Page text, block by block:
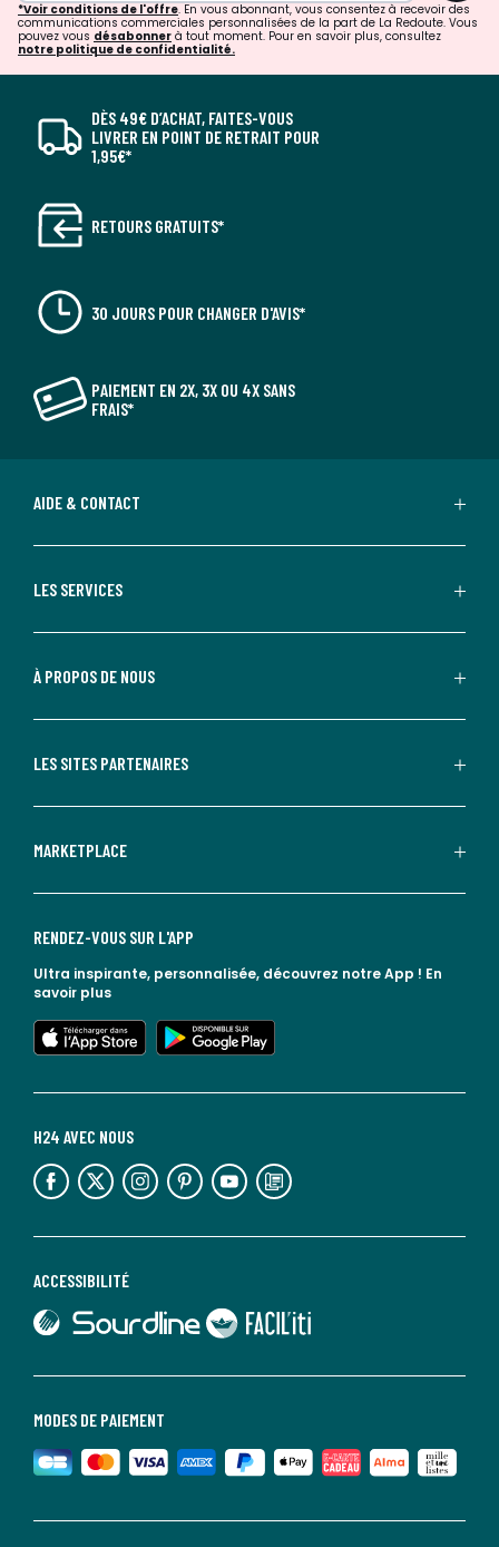
*Voir conditions de l'offre. En vous abonnant, vous consentez à recevoir des
communications commerciales personnalisées de la part de La Redoute. Vous
pouvez vous désabonner à tout moment. Pour en savoir plus, consultez
notre politique de confidentialité.
DÈS 49€ D’ACHAT, FAITES-VOUS
LIVRER EN POINT DE RETRAIT POUR
1,95€*
RETOURS GRATUITS*
30 JOURS POUR CHANGER D'AVIS*
PAIEMENT EN 2X, 3X OU 4X SANS
FRAIS*
AIDE & CONTACT
LES SERVICES
À PROPOS DE NOUS
LES SITES PARTENAIRES
MARKETPLACE
MODES DE PAIEMENT
ACCESSIBILITÉ
lien vers Sourdline
lien vers Faciliti
H24 AVEC NOUS
lien vers l'espace réseaux sociaux lien vers l'espace réseaux sociaux lien vers l'espace réseaux sociaux lien vers l'espace réseaux sociaux lien vers l'espace réseaux sociaux lien vers le blog la redoute
RENDEZ-VOUS SUR L'APP
Ultra inspirante, personnalisée, découvrez notre App ! En
savoir plus
lien vers l'app store
lien vers google play